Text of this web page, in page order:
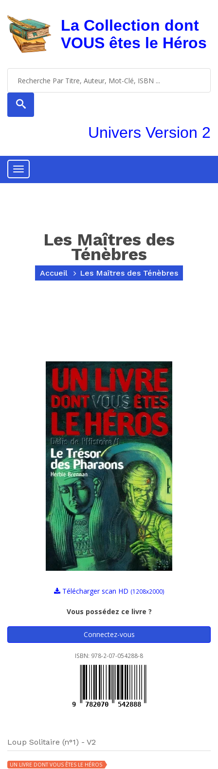
La Collection dont
VOUS êtes le Héros
Univers Version 2
Toggle
Les Maîtres des
Ténèbres
Accueil Les Maîtres des Ténèbres
Télécharger scan HD (1208x2000)
Vous possédez ce livre ?
Connectez-vous
ISBN: 978-2-07-054288-8
9 782070 542888
Loup Solitaire (n°1) - V2
UN LIVRE DONT VOUS ÊTES LE HÉROS